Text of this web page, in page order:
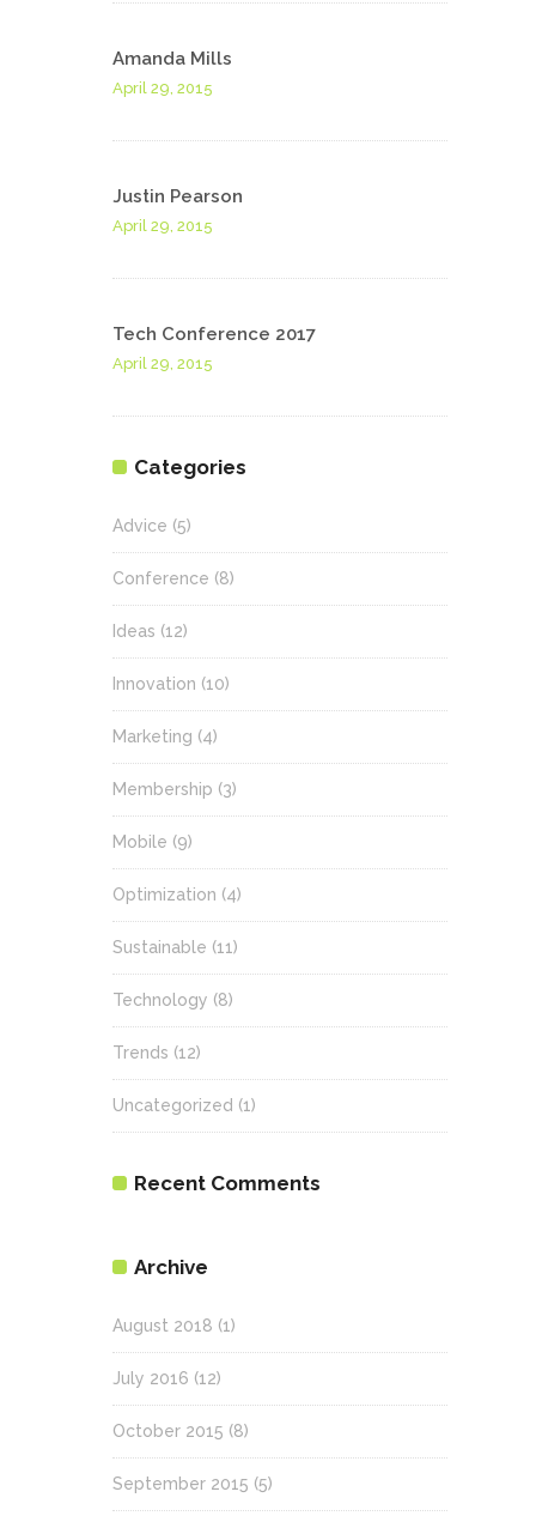
Amanda Mills
April 29, 2015
Justin Pearson
April 29, 2015
Tech Conference 2017
April 29, 2015
Categories
Advice (5)
Conference (8)
Ideas (12)
Innovation (10)
Marketing (4)
Membership (3)
Mobile (9)
Optimization (4)
Sustainable (11)
Technology (8)
Trends (12)
Uncategorized (1)
Recent Comments
Archive
August 2018 (1)
July 2016 (12)
October 2015 (8)
September 2015 (5)